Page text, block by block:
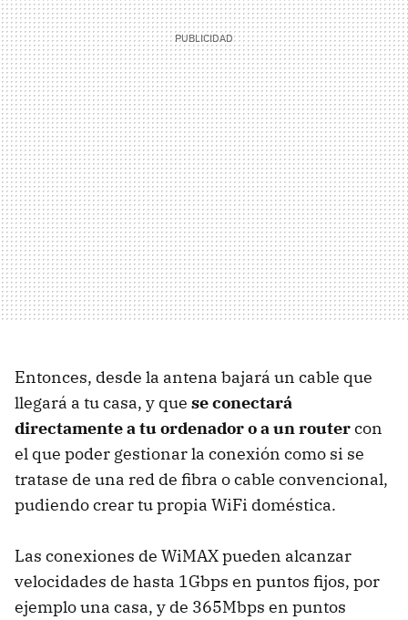
Entonces, desde la antena bajará un cable que
llegará a tu casa, y que se conectará
directamente a tu ordenador o a un routercon
el que poder gestionar la conexión como si se
tratase de una red de fibra o cable convencional,
pudiendo crear tu propia WiFi doméstica.
Las conexiones de WiMAX pueden alcanzar
velocidades de hasta 1Gbps en puntos fijos, por
ejemplo una casa, y de 365Mbps en puntos